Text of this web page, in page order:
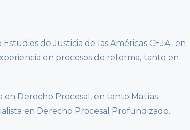
de Justicia de las Américas CEJA- en
en procesos de reforma, tanto en
en Derecho Procesal, en tanto Matías
en Derecho Procesal Profundizado.